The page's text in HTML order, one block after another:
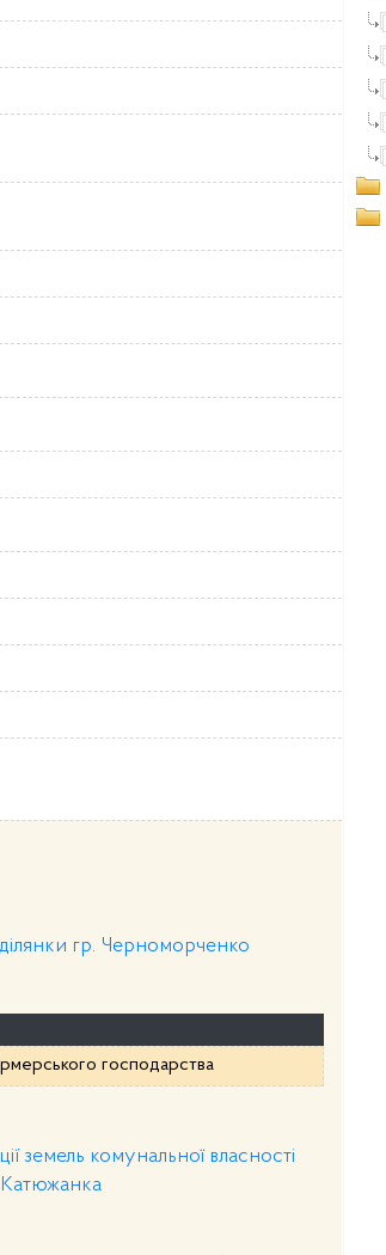
гр. Черноморченко
господарства
земель комунальної власності
Катюжанка